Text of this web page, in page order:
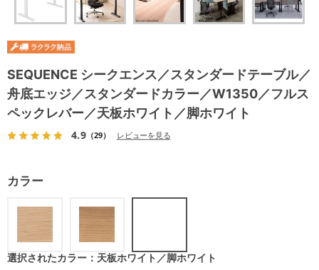
SEQUENCE シークエンス／スタンダードテーブル／
舟底エッジ／スタンダードカラー／W1350／フルス
ペックレバー／天板ホワイト／脚ホワイト
4.9（29） レビューを見る
カラー
選択されたカラー：天板ホワイト／脚ホワイト